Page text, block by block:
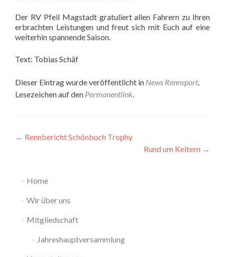
Der RV Pfeil Magstadt gratuliert allen Fahrern zu Ihren
erbrachten Leistungen und freut sich mit Euch auf eine
weiterhin spannende Saison.
Text: Tobias Schäf
Dieser Eintrag wurde veröffentlicht in News Rennsport.
Lesezeichen auf den Permanentlink.
Beitragsnavigation
← Rennbericht Schönbuch Trophy
Rund um Keltern →
Home
Wir über uns
Mitgliedschaft
Jahreshauptversammlung